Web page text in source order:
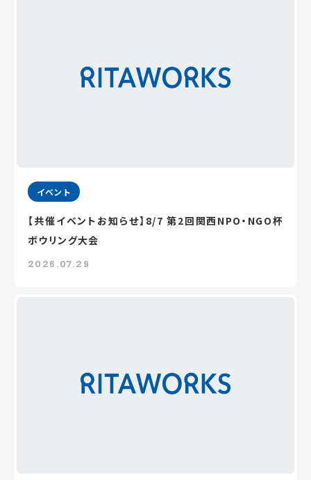
イベント
【共催イベントお知らせ】8/7 第2回関西NPO・NGO杯
ボウリング大会
2026.07.29